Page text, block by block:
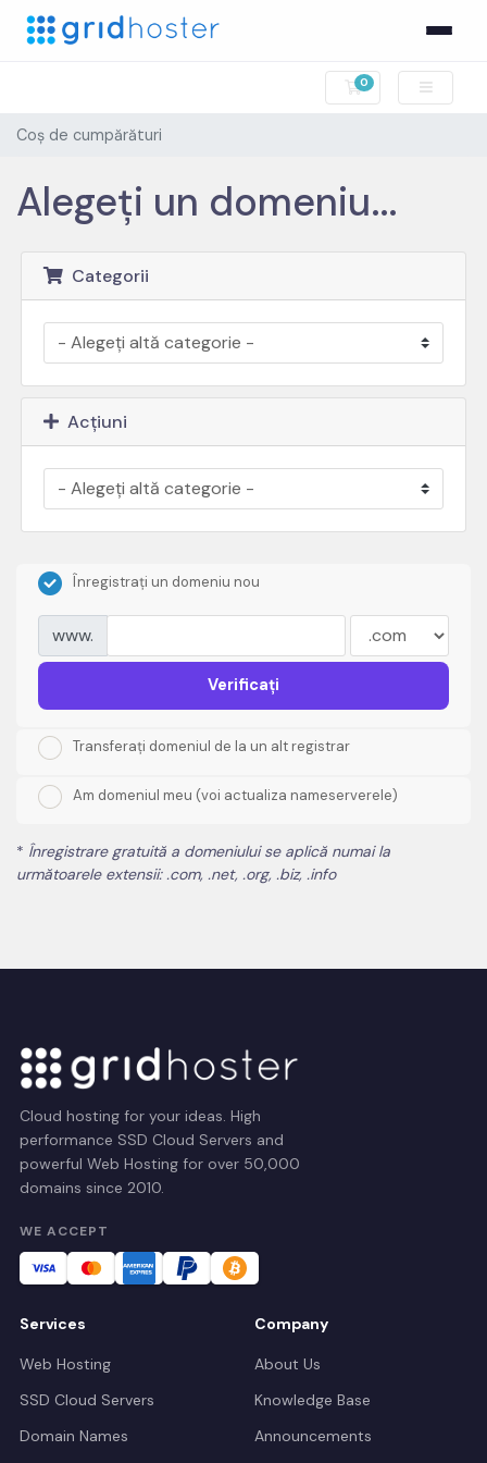
0
Coș de
Coș de cumpărături
Alegeți un domeniu...
Categorii
Acțiuni
Înregistrați un domeniu nou
www.
Verificați
Transferați domeniul de la un alt registrar
Am domeniul meu (voi actualiza nameserverele)
* Înregistrare gratuită a domeniului se aplică numai la
următoarele extensii: .com, .net, .org, .biz, .info
Cloud hosting for your ideas. High
performance SSD Cloud Servers and
powerful Web Hosting for over 50,000
domains since 2010.
WE ACCEPT
Services
Web Hosting
SSD Cloud Servers
Domain Names
Company
About Us
Knowledge Base
Announcements